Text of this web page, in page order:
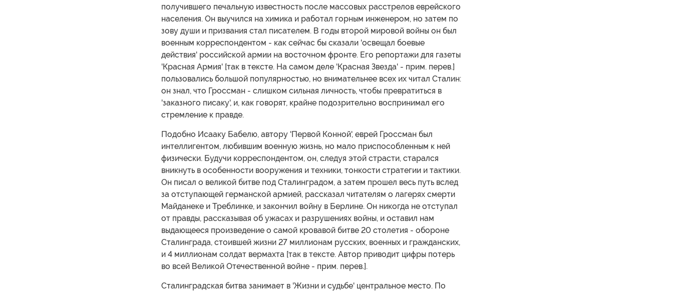
получившего печальную известность после массовых расстрелов еврейского
населения. Он выучился на химика и работал горным инженером, но затем по
зову души и призвания стал писателем. В годы второй мировой войны он был
военным корреспондентом - как сейчас бы сказали 'освещал боевые
действия' российской армии на восточном фронте. Его репортажи для газеты
'Красная Армия' [так в тексте. На самом деле 'Красная Звезда' - прим. перев.]
пользовались большой популярностью, но внимательнее всех их читал Сталин:
он знал, что Гроссман - слишком сильная личность, чтобы превратиться в
'заказного писаку', и, как говорят, крайне подозрительно воспринимал его
стремление к правде.
Подобно Исааку Бабелю, автору 'Первой Конной', еврей Гроссман был
интеллигентом, любившим военную жизнь, но мало приспособленным к ней
физически. Будучи корреспондентом, он, следуя этой страсти, старался
вникнуть в особенности вооружения и техники, тонкости стратегии и тактики.
Он писал о великой битве под Сталинградом, а затем прошел весь путь вслед
за отступающей германской армией, рассказал читателям о лагерях смерти
Майданеке и Треблинке, и закончил войну в Берлине. Он никогда не отступал
от правды, рассказывая об ужасах и разрушениях войны, и оставил нам
выдающееся произведение о самой кровавой битве 20 столетия - обороне
Сталинграда, стоившей жизни 27 миллионам русских, военных и гражданских,
и 4 миллионам солдат вермахта [так в тексте. Автор приводит цифры потерь
во всей Великой Отечественной войне - прим. перев.].
Сталинградская битва занимает в 'Жизни и судьбе' центральное место. По